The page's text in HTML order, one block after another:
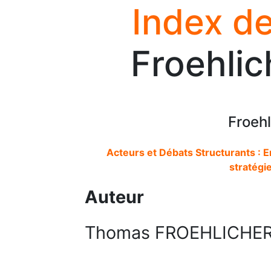
Index
Acteurs et Débats Structurants :
Auteur
Thomas